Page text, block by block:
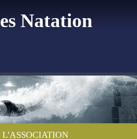
Natation
L'ASSOCIATION